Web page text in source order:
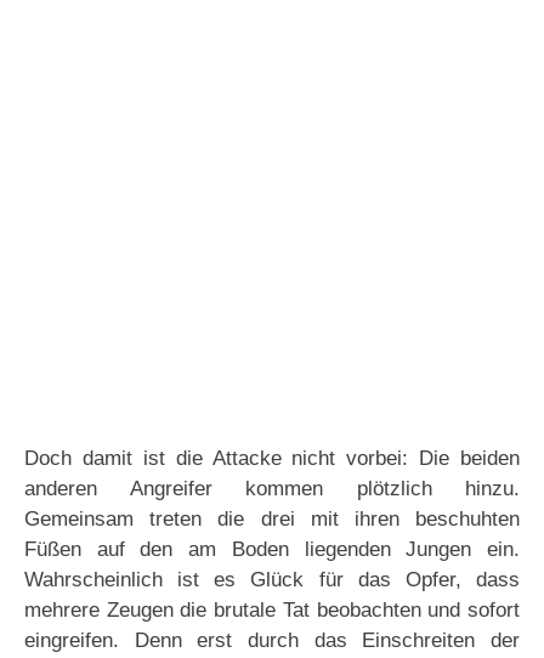
Doch damit ist die Attacke nicht vorbei: Die beiden
anderen Angreifer kommen plötzlich hinzu.
Gemeinsam treten die drei mit ihren beschuhten
Füßen auf den am Boden liegenden Jungen ein.
Wahrscheinlich ist es Glück für das Opfer, dass
mehrere Zeugen die brutale Tat beobachten und sofort
eingreifen. Denn erst durch das Einschreiten der